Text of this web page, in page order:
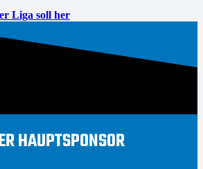
Liga soll her
HAUPTSPONSOR